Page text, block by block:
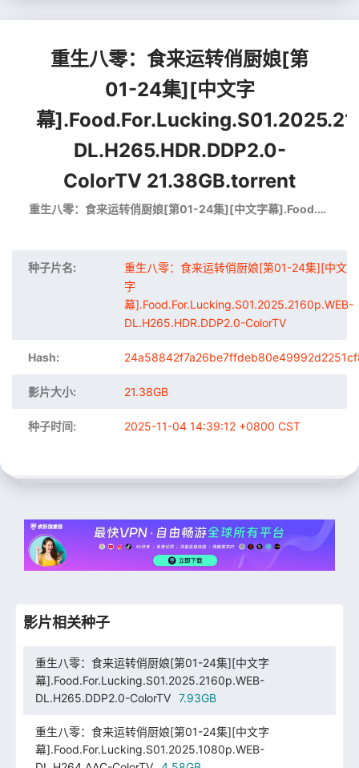
重生八零：食来运转俏厨娘[第
01-24集][中文字
幕
DL.H265.HDR.DDP2.0-
ColorTV 21.38GB.torrent
重生八零：食来运转俏厨娘[第01-24集][中文字幕].Food.For.Lucking.S01.2025.2160p.WEB-DL.H265.HDR.DDP2.0-ColorTV
种子片名:
重生八零：食来运转俏厨娘[第01-24集][中文
字
幕].Food.For.Lucking.S01.2025.2160p.WEB-
DL.H265.HDR.DDP2.0-ColorTV
Hash:
影片大小: 21.38GB
种子时间: 2025-11-04 14:39:12 +0800 CST
影片相关种子
重生八零：食来运转俏厨娘[第01-24集][中文字
幕].Food.For.Lucking.S01.2025.2160p.WEB-
DL.H265.DDP2.0-ColorTV
7.93GB
重生八零：食来运转俏厨娘[第01-24集][中文字
幕].Food.For.Lucking.S01.2025.1080p.WEB-